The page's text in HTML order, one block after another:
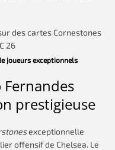
joueurs exceptionnels
prestigieuse
exceptionnelle
offensif de Chelsea. Le